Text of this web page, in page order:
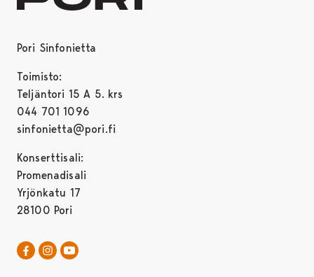
Pori Sinfonietta
Toimisto:
Teljäntori 15 A 5. krs
044 701 1096
sinfonietta@pori.fi
Konserttisali:
Promenadisali
Yrjönkatu 17
28100 Pori
Pori Sinfonietta Facebookissa
Avautuu uudessa välilehdessä
Pori Sinfonietta Instagrammissa
Avautuu uudessa välilehdessä